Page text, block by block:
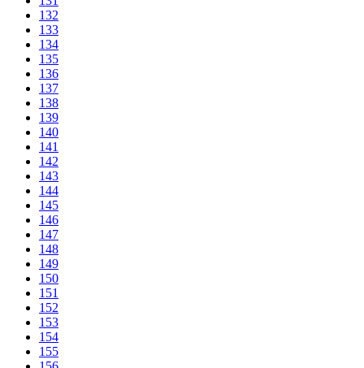
132
133
134
135
136
137
138
139
140
141
142
143
144
145
146
147
148
149
150
151
152
153
154
155